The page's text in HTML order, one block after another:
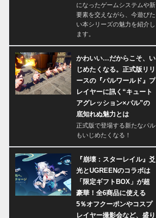
になったゲームシステムや新
要素を交えながら、今遊びた
い本シリーズの魅力を紹介し
ます。
かわいい…だからこそ、い
じめたくなる。正式版リリ
ースの『パルワールド』プ
レイヤーに訊く“キュート
アグレッション×パル”の
底知れぬ魅力とは
正式版で登場する新たなパル
もいじめたくなる！
『崩壊：スターレイル』爻
光とUGREENのコラボは
「限定ギフトBOX」が超
豪華！全6商品に使える
5％オフクーポンやコスプ
レイヤー撮影会など、盛り